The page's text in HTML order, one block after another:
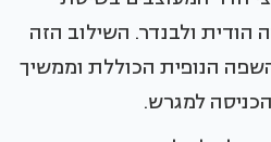
הודית ולבנדר. השילוב הזה
הנופית הכוללת וממשיך
למגרש.